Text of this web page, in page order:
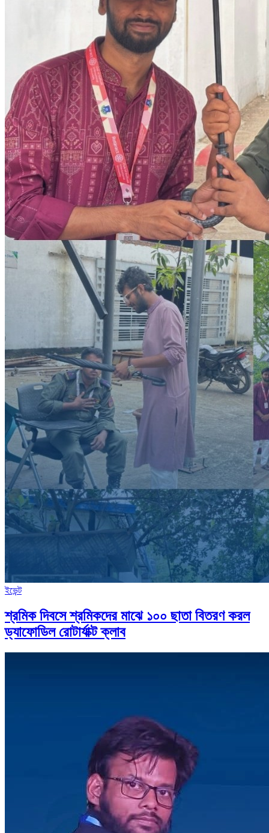
ইভেন্ট
শ্রমিক দিবসে শ্রমিকদের মাঝে ১০০ ছাতা বিতরণ করল
ড্যাফোডিল রোটার্যাক্ট ক্লাব